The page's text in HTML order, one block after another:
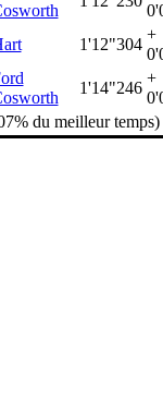
1'12"304
+
1'14"246
+
du meilleur temps)